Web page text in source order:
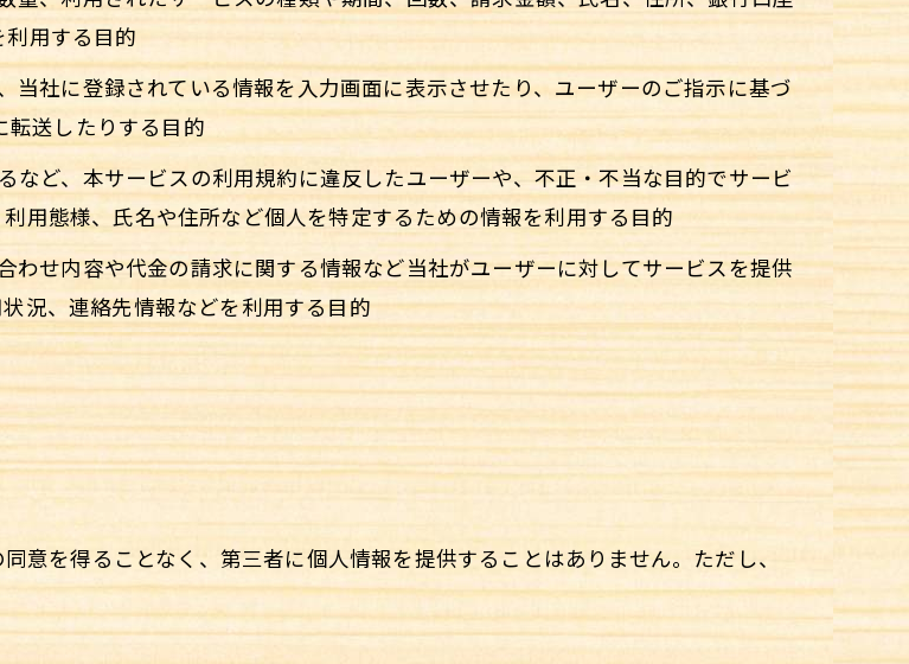
用する目的
社に登録されている情報を入力画面に表示させたり、ユーザーのご指示に基づ
転送したりする目的
ど、本サービスの利用規約に違反したユーザーや、不正・不当な目的でサービ
用態様、氏名や住所など個人を特定するための情報を利用する目的
せ内容や代金の請求に関する情報など当社がユーザーに対してサービスを提供
況、連絡先情報などを利用する目的
意を得ることなく、第三者に個人情報を提供することはありません。ただし、